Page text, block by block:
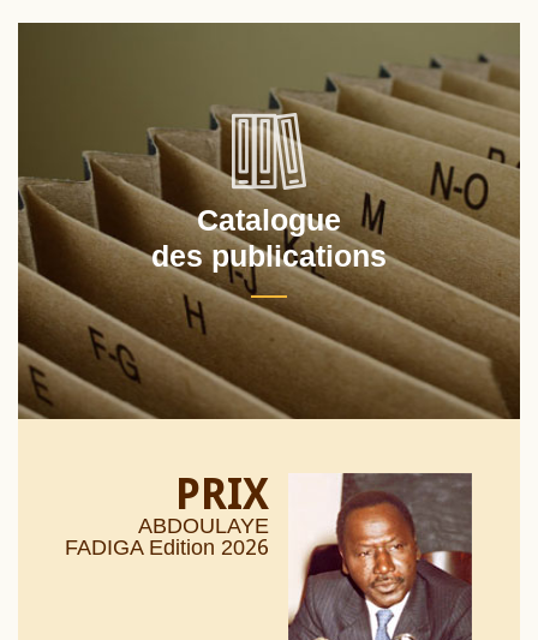
Catalogue
des publications
PRIX
ABDOULAYE
FADIGA Edition 2026